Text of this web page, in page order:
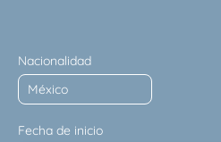
Nacionalidad
Fecha de inicio